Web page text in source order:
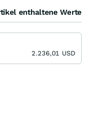
enthaltene Werte
2.236,01 USD